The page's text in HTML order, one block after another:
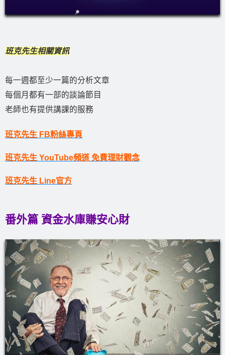
班克先生相關資訊
每一週都至少一篇的分析文章
每個月都有一部的談論節目
老師也有提供講課的服務
班克先生 FB粉絲專頁
班克先生 YouTube頻道 免費理財觀念
班克先生 Line官方
番外篇 資金水庫賺安心財